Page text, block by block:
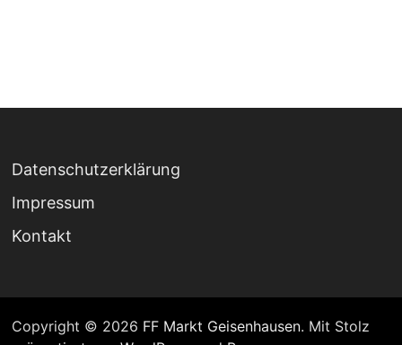
Datenschutzerklärung
Impressum
Kontakt
Copyright © 2026 FF Markt Geisenhausen. Mit Stolz